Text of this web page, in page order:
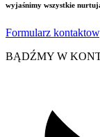
wyjaśnimy wszystkie
Formularz
BĄDŹMY W